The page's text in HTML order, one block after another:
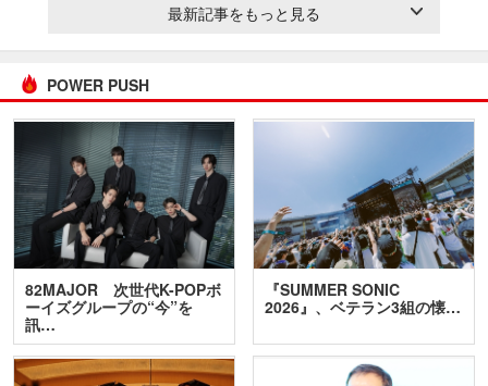
最新記事をもっと見る
POWER PUSH
82MAJOR 次世代K-POPボ
ーイズグループの“今”を
訊…
『SUMMER SONIC
2026』、ベテラン3組の懐…